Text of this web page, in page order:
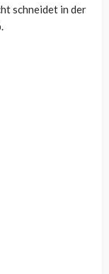
schneidet in der